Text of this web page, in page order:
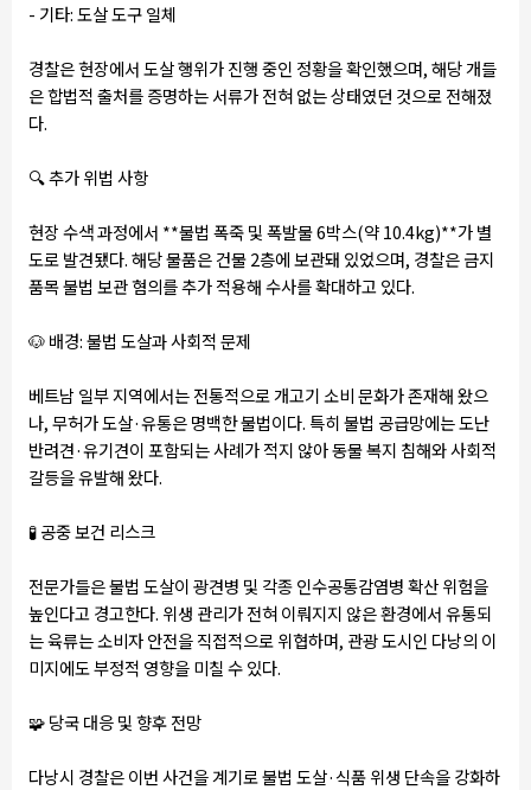
- 기타: 도살 도구 일체
경찰은 현장에서 도살 행위가 진행 중인 정황을 확인했으며, 해당 개들
은 합법적 출처를 증명하는 서류가 전혀 없는 상태였던 것으로 전해졌
다.
🔍추가 위법 사항
현장 수색 과정에서 **불법 폭죽 및 폭발물 6박스(약 10.4kg)**가 별
도로 발견됐다. 해당 물품은 건물 2층에 보관돼 있었으며, 경찰은 금지
품목 불법 보관 혐의를 추가 적용해 수사를 확대하고 있다.
🐶배경: 불법 도살과 사회적 문제
베트남 일부 지역에서는 전통적으로 개고기 소비 문화가 존재해 왔으
나, 무허가 도살·유통은 명백한 불법이다. 특히 불법 공급망에는 도난
반려견·유기견이 포함되는 사례가 적지 않아 동물 복지 침해와 사회적
갈등을 유발해 왔다.
🧪공중 보건 리스크
전문가들은 불법 도살이 광견병 및 각종 인수공통감염병 확산 위험을
높인다고 경고한다. 위생 관리가 전혀 이뤄지지 않은 환경에서 유통되
는 육류는 소비자 안전을 직접적으로 위협하며, 관광 도시인 다낭의 이
미지에도 부정적 영향을 미칠 수 있다.
🧩당국 대응 및 향후 전망
다낭시 경찰은 이번 사건을 계기로 불법 도살·식품 위생 단속을 강화하